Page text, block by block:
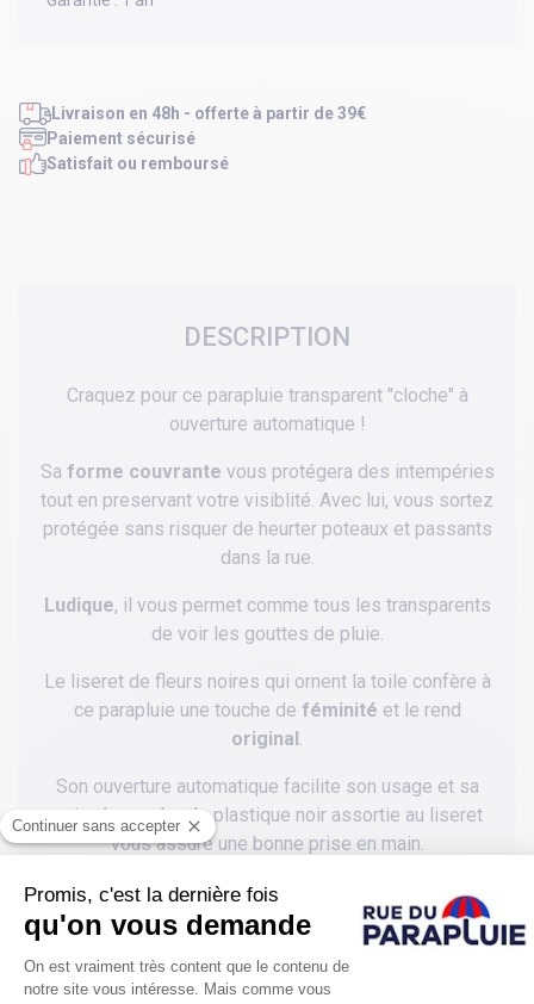
Livraison en 48h - offerte à partir de 39€
Paiement sécurisé
Satisfait ou remboursé
DESCRIPTION
Craquez pour ce parapluie transparent "cloche" à
ouverture automatique !
Sa forme couvrante vous protégera des intempéries
tout en preservant votre visiblité. Avec lui, vous sortez
protégée sans risquer de heurter poteaux et passants
dans la rue.
Ludique, il vous permet comme tous les transparents
de voir les gouttes de pluie.
Le liseret de fleurs noires qui ornent la toile confère à
ce parapluie une touche de féminité et le rend
original.
Son ouverture automatique facilite son usage et sa
poignée courbe de plastique noir assortie au liseret
vous assure une bonne prise en main.
Son plus :un prix basqui ne doit plus vous faire
hésiter pourun parapluie avec des baleines en fibre